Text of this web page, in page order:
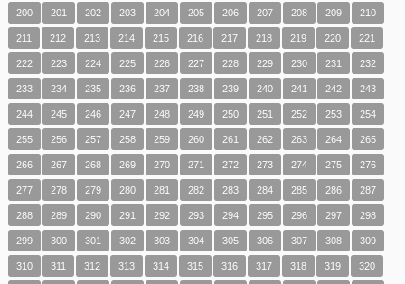
200 201 202 203 204 205 206 207 208 209 210
211 212 213 214 215 216 217 218 219 220 221
222 223 224 225 226 227 228 229 230 231 232
233 234 235 236 237 238 239 240 241 242 243
244 245 246 247 248 249 250 251 252 253 254
255 256 257 258 259 260 261 262 263 264 265
266 267 268 269 270 271 272 273 274 275 276
277 278 279 280 281 282 283 284 285 286 287
288 289 290 291 292 293 294 295 296 297 298
299 300 301 302 303 304 305 306 307 308 309
310 311 312 313 314 315 316 317 318 319 320